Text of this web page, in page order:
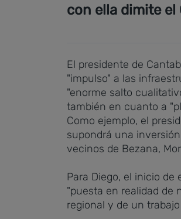
con ella dimite el
El presidente de
"impulso" a las
"enorme salto
también en cuanto a
Como ejemplo, el
supondrá una
vecinos de Bezana,
Para Diego, el inicio
"puesta en realidad de
regional y de un